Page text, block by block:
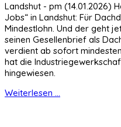
Landshut - pm (14.01.2026)
Jobs“ in Landshut: Für
Mindestlohn. Und der geht
seinen Gesellenbrief als
verdient ab sofort
hat die
hingewiesen.
Weiterlesen ...